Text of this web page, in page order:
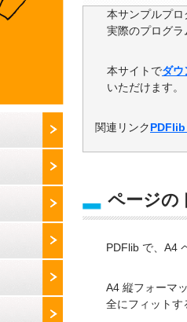
本サンプルプ
実際のプログ
本サイトでダウ
いただけます。
関連リンク
ページの
PDFlib で、A4
A4 縦フォーマ
全にフィットす